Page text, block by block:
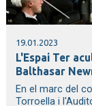
19.01.2023
L'Espai Ter
Balthasar
En el marc del
Torroella i